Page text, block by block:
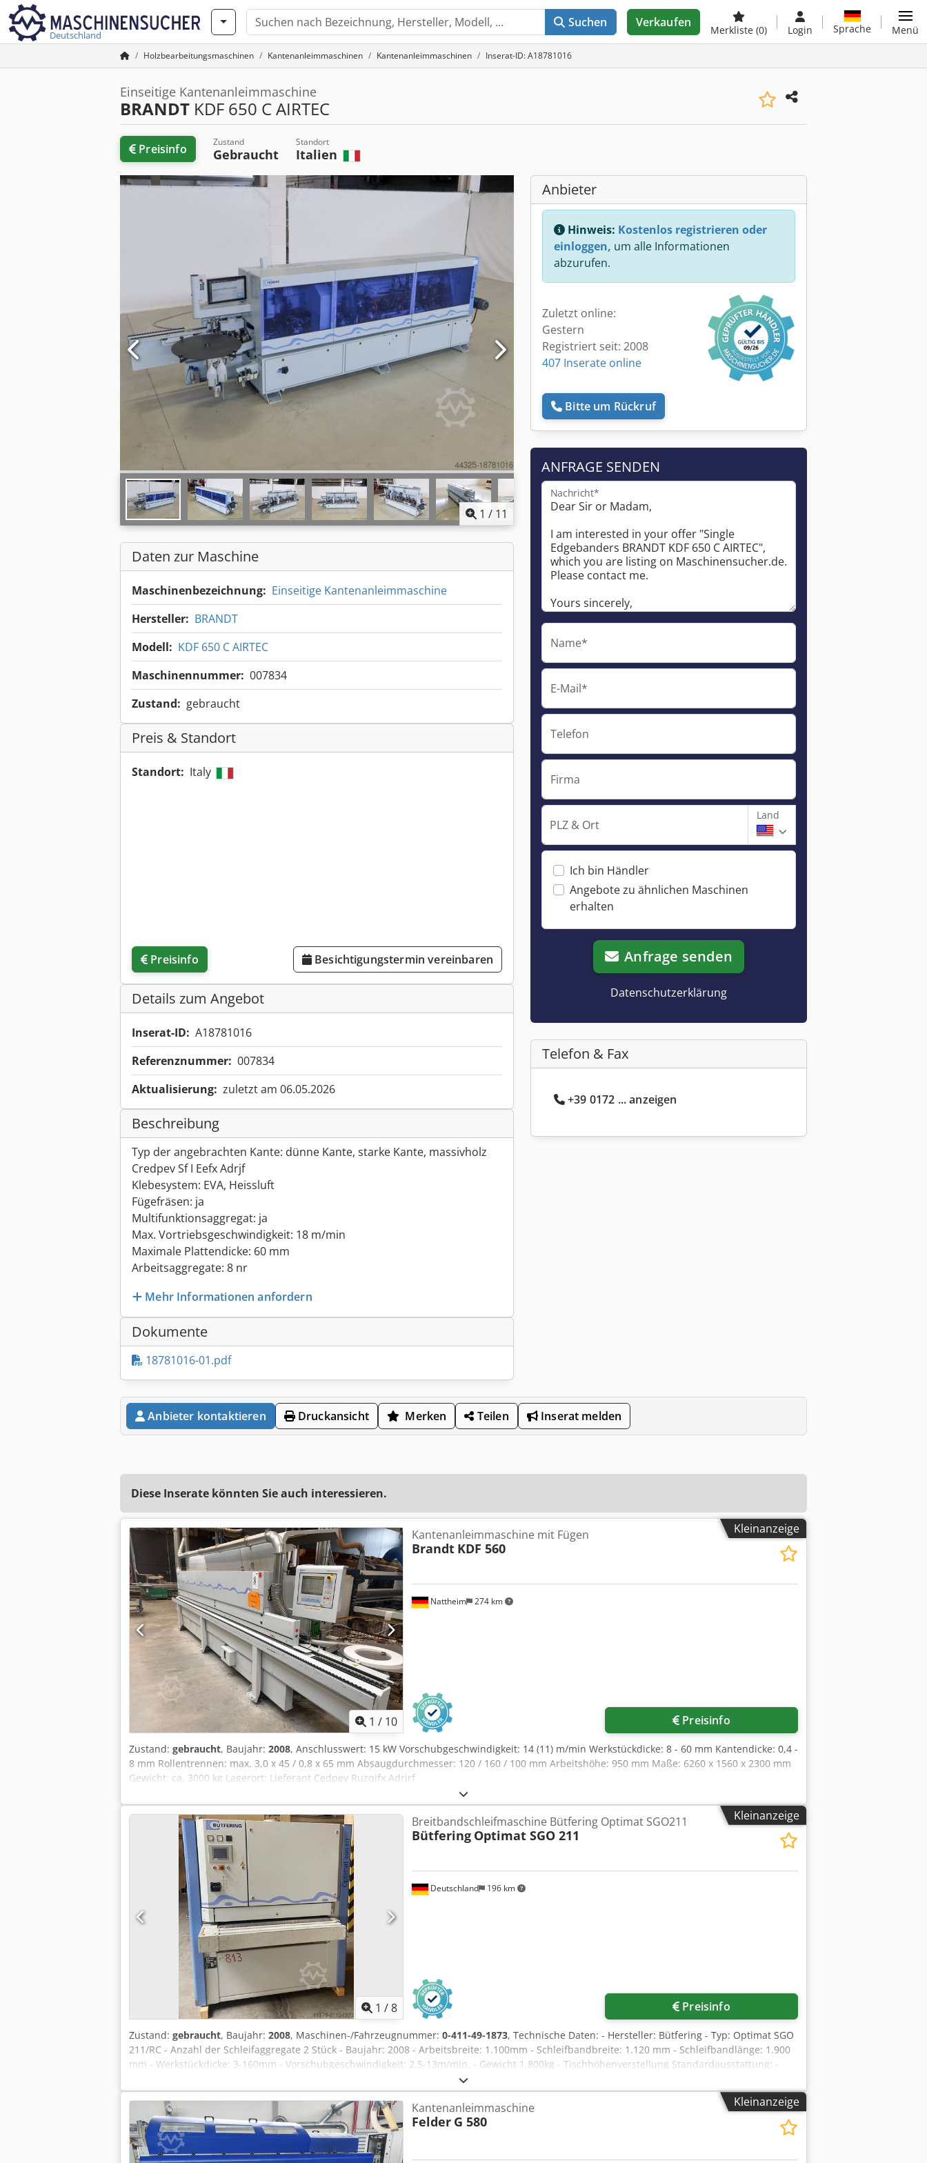
Deutschland
Suchen Verkaufen
Merkliste (0) Login Sprache Menü
Holzbearbeitungsmaschinen Kantenanleimmaschinen Kantenanleimmaschinen Inserat-ID: A18781016
Einseitige Kantenanleimmaschine
BRANDT KDF 650 C AIRTEC
Preisinfo Zustand
Gebraucht
Standort
Italien
1 / 11
Daten zur Maschine
Maschinenbezeichnung: Einseitige Kantenanleimmaschine
Hersteller: BRANDT
Modell: KDF 650 C AIRTEC
Maschinennummer: 007834
Zustand: gebraucht
Preis & Standort
Standort: Italy
Preisinfo Besichtigungstermin vereinbaren
Details zum Angebot
Inserat-ID: A18781016
Referenznummer: 007834
Aktualisierung: zuletzt am 06.05.2026
Beschreibung
Typ der angebrachten Kante: dünne Kante, starke Kante, massivholz
Credpev Sf I Eefx Adrjf
Klebesystem: EVA, Heissluft
Fügefräsen: ja
Multifunktionsaggregat: ja
Max. Vortriebsgeschwindigkeit: 18 m/min
Maximale Plattendicke: 60 mm
Arbeitsaggregate: 8 nr
Mehr Informationen anfordern
Dokumente
18781016-01.pdf
Anbieter
Hinweis: Kostenlos registrieren oder
einloggen, um alle Informationen
abzurufen.
Zuletzt online:
Gestern
Registriert seit: 2008
407 Inserate online
Bitte um Rückruf
ANFRAGE SENDEN
Nachricht*
Name*
E-Mail*
Telefon
Firma
PLZ & Ort
Land
Ich bin Händler
Angebote zu ähnlichen Maschinen
erhalten
Anfrage senden
Datenschutzerklärung
Telefon & Fax
+39 0172 ... anzeigen
Anbieter kontaktieren Druckansicht Merken Teilen Inserat melden
Diese Inserate könnten Sie auch interessieren.
Kleinanzeige
1 / 10
Nattheim 274 km
Kantenanleimmaschine mit Fügen
Brandt KDF 560
Preisinfo
Zustand: gebraucht, Baujahr: 2008, Anschlusswert: 15 kW Vorschubgeschwindigkeit: 14 (11) m/min Werkstückdicke: 8 - 60 mm Kantendicke: 0,4 -
8 mm Rollentrennen: max. 3,0 x 45 / 0,8 x 65 mm Absaugdurchmesser: 120 / 160 / 100 mm Arbeitshöhe: 950 mm Maße: 6260 x 1560 x 2300 mm
Gewicht: ca. 3000 kg Lagerort: Lieferant Cedpey Ruzqjfx Adrjrf
Kleinanzeige
1 /8
Deutschland 196 km
Breitbandschleifmaschine Bütfering Optimat SGO211
Bütfering Optimat SGO 211
Preisinfo
Zustand: gebraucht, Baujahr: 2008, Maschinen-/Fahrzeugnummer: 0-411-49-1873, Technische Daten: - Hersteller: Bütfering - Typ: Optimat SGO
211/RC - Anzahl der Schleifaggregate 2 Stück - Baujahr: 2008 - Arbeitsbreite: 1.100mm - Schleifbandbreite: 1.120 mm - Schleifbandlänge: 1.900
mm - Werkstückdicke: 3-160mm - Vorschubgeschwindigkeit: 2,5-13m/min. - Gewicht 1.800kg - Tischhöhenverstellung Standardausstattung: -
Automatische Werkstückdickeneinstellung - Stufenlose Vorschubgeschwindigkeit durch Frequenzumrichter. - 125 Scheifprogramme
speicherbar - Verschleisslose Bremseinrichtung Crodpfeyh Hwujx Adrsf 1. Schleifaggregat (R) - Kalibrierwalze - Profilierte Stahl-Kontaktwalze -
Durchmesser 160mm - Antriebsmotor: 15 kW 2. Schleifaggregat (C) - Kombi-Aggregat mit Walze und Schleifschuh - Gummierte Kontaktwalze 65
Shore - Kontaktwalze Durchmesser 160mm - Elektronischer Gliederdruckbalken mit Segmentbreite 35mm. - Bandgeschwindigkeit: 12 und 21m/s
- Toleranzausgleich bis zu 1mm - Geeignet für furnierte Flächen und Massivholz. - Antriebsmotor: 11 kW - Gesamtanschlussleistung: ca. 28 kW -
Betriebsspannung: 400 V / 50 HZ. - Druckluftverbrauch bei 6bar, 20L/min. - Bandabblasvorrichtung pro Druckstoß 440L/min. - Absaugvolumen:
Kleinanzeige
Kantenanleimmaschine
Felder G 580